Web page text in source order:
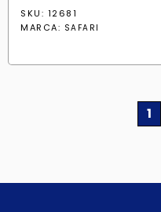
SKU: 12681
MARCA: SAFARI
1